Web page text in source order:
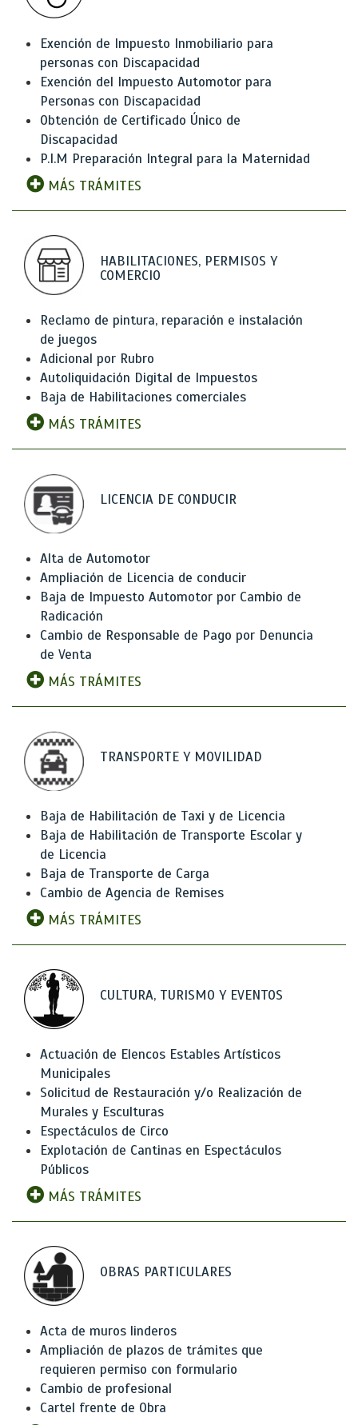
Exención de Impuesto Inmobiliario para
personas con Discapacidad
Exención del Impuesto Automotor para
Personas con Discapacidad
Obtención de Certificado Único de
Discapacidad
P.I.M Preparación Integral para la Maternidad
MÁS TRÁMITES
HABILITACIONES, PERMISOS Y
COMERCIO
Reclamo de pintura, reparación e instalación
de juegos
Adicional por Rubro
Autoliquidación Digital de Impuestos
Baja de Habilitaciones comerciales
MÁS TRÁMITES
LICENCIA DE CONDUCIR
Alta de Automotor
Ampliación de Licencia de conducir
Baja de Impuesto Automotor por Cambio de
Radicación
Cambio de Responsable de Pago por Denuncia
de Venta
MÁS TRÁMITES
TRANSPORTE Y MOVILIDAD
Baja de Habilitación de Taxi y de Licencia
Baja de Habilitación de Transporte Escolar y
de Licencia
Baja de Transporte de Carga
Cambio de Agencia de Remises
MÁS TRÁMITES
CULTURA, TURISMO Y EVENTOS
Actuación de Elencos Estables Artísticos
Municipales
Solicitud de Restauración y/o Realización de
Murales y Esculturas
Espectáculos de Circo
Explotación de Cantinas en Espectáculos
Públicos
MÁS TRÁMITES
OBRAS PARTICULARES
Acta de muros linderos
Ampliación de plazos de trámites que
requieren permiso con formulario
Cambio de profesional
Cartel frente de Obra